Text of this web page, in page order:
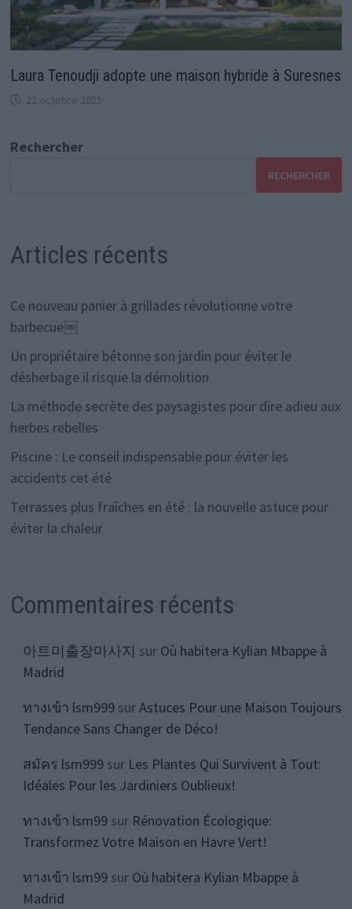
Laura Tenoudji adopte une maison hybride à Suresnes
22 octobre 2025
Rechercher
RECHERCHER
Articles récents
Ce nouveau panier à grillades révolutionne votre
barbecue￼
Un propriétaire bétonne son jardin pour éviter le
désherbage il risque la démolition
La méthode secrète des paysagistes pour dire adieu aux
herbes rebelles
Piscine : Le conseil indispensable pour éviter les
accidents cet été
Terrasses plus fraîches en été : la nouvelle astuce pour
éviter la chaleur
Commentaires récents
아트미출장마사지 sur Où habitera Kylian Mbappe à
Madrid
ทางเข้า lsm999surAstuces Pour une Maison Toujours
Tendance Sans Changer de Déco!
สมัคร lsm999sur Les Plantes Qui Survivent à Tout:
Idéales Pour les Jardiniers Oublieux!
ทางเข้า lsm99sur Rénovation Écologique:
Transformez Votre Maison en Havre Vert!
ทางเข้า lsm99sur Où habitera Kylian Mbappe à
Madrid